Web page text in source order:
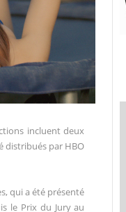
incluent deux
distribués par HBO
, qui a été présenté
le Prix du Jury au